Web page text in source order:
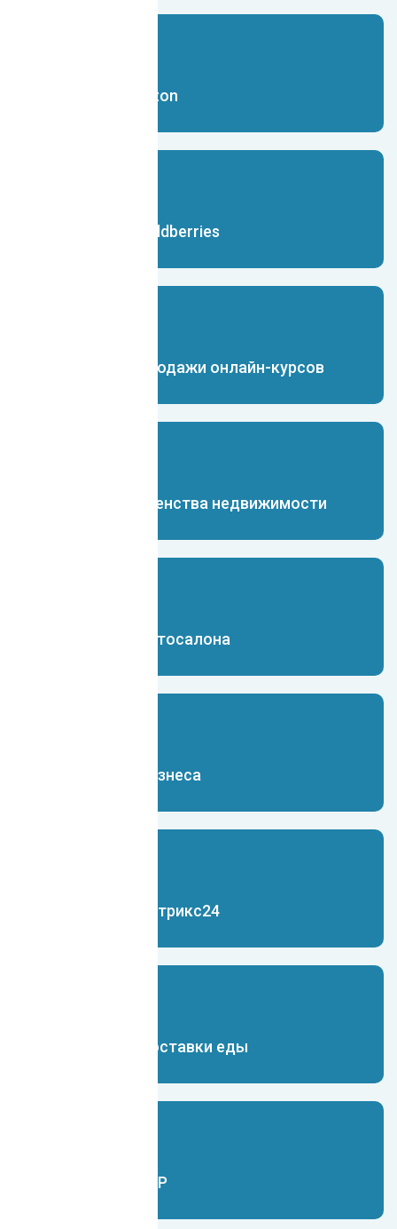
Чат-бот для Ozon
Чат-бот для Wildberries
Чат-бот для продажи онлайн-курсов
Чат-бот для агенства недвижимости
Чат-бот для автосалона
Чат-бот для бизнеса
Чат-бот для Битрикс24
Чат-бот для доставки еды
Чат-бот для ERP